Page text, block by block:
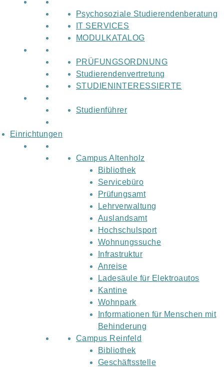
Psychosoziale Studierendenberatung
IT SERVICES
MODULKATALOG
PRÜFUNGSORDNUNG
Studierendenvertretung
STUDIENINTERESSIERTE
Studienführer
Einrichtungen
Campus Altenholz
Bibliothek
Servicebüro
Prüfungsamt
Lehrverwaltung
Auslandsamt
Hochschulsport
Wohnungssuche
Infrastruktur
Anreise
Ladesäule für Elektroautos
Kantine
Wohnpark
Informationen für Menschen mit
Behinderung
Campus Reinfeld
Bibliothek
Geschäftsstelle